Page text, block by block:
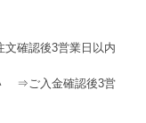
確認後3営業日以内
⇒ご入金確認後3営